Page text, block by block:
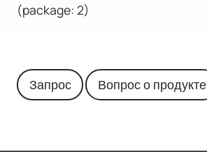
(package: 2)
Запрос Вопрос о продукте